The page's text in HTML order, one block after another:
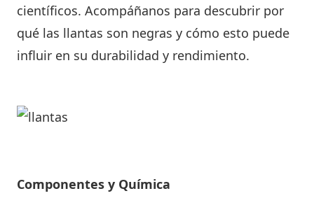
científicos. Acompáñanos para descubrir por
qué las llantas son negras y cómo esto puede
influir en su durabilidad y rendimiento.
Componentes y Química